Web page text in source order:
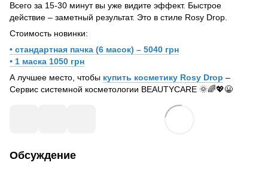
Всего за 15-30 минут вы уже видите эффект. Быстрое
действие – заметный результат. Это в стиле Rosy Drop.
Стоимость новинки:
• стандартная пачка (6 масок) – 5040 грн
• 1 маска 1050 грн
А лучшее место, чтобы купить косметику Rosy Drop –
Сервис системной косметологии BEAUTYCARE 🌞🌈💖😀
Обсуждение